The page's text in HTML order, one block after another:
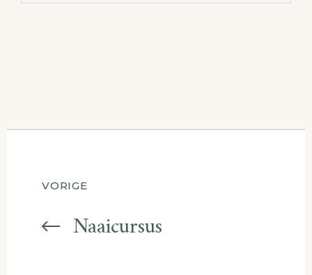
Berichtnavigatie
VORIGE
Naaicursus